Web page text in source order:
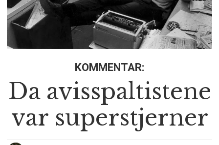
KOMMENTAR:
Da avisspaltistene
var superstjerner